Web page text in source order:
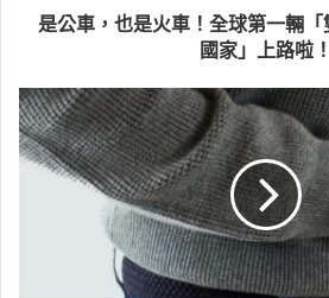
是公車，也是火車！全球第一輛
國家」上路啦！